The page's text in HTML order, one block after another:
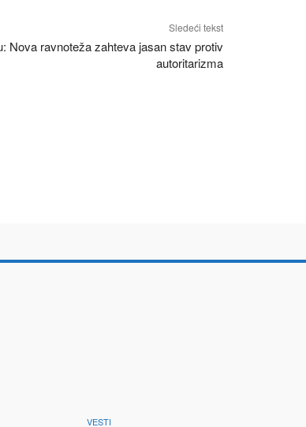
Sledeći tekst
Nova ravnoteža zahteva jasan stav protiv
autoritarizma
VESTI